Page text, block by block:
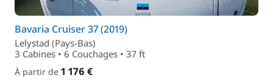
Bavaria Cruiser 37 (2019)
Lelystad (Pays-Bas)
3 Cabines • 6 Couchages • 37 ft
À partir de 1 176 €